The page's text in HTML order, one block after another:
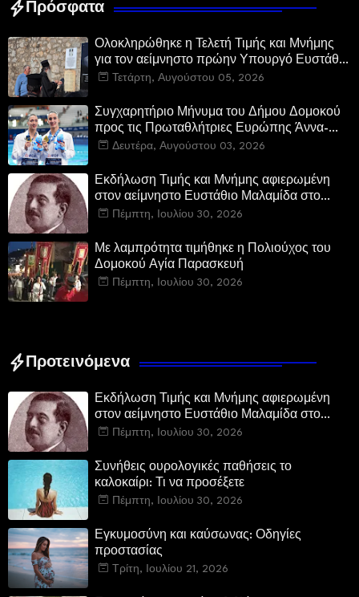
Πρόσφατα
Ολοκληρώθηκε η Τελετή Τιμής και Μνήμης
για τον αείμνηστο πρώην Υπουργό Ευστάθιο
Μαλαμίδα στο Νεοχώρι Δομοκού
Τετάρτη, Αυγούστου 05, 2026
Συγχαρητήριο Μήνυμα του Δήμου Δομοκού
προς τις Πρωταθλήτριες Ευρώπης Άννα-
Μαρία και Ειρήνη-Μαρίνα Αλεξανδρή
Δευτέρα, Αυγούστου 03, 2026
Εκδήλωση Τιμής και Μνήμης αφιερωμένη
στον αείμνηστο Ευστάθιο Μαλαμίδα στο
Νεοχώρι Δομοκού:
Πέμπτη, Ιουλίου 30, 2026
Με λαμπρότητα τιμήθηκε η Πολιούχος του
Δομοκού Αγία Παρασκευή
Πέμπτη, Ιουλίου 30, 2026
Προτεινόμενα
Εκδήλωση Τιμής και Μνήμης αφιερωμένη
στον αείμνηστο Ευστάθιο Μαλαμίδα στο
Νεοχώρι Δομοκού:
Πέμπτη, Ιουλίου 30, 2026
Συνήθεις ουρολογικές παθήσεις το
καλοκαίρι: Τι να προσέξετε
Πέμπτη, Ιουλίου 30, 2026
Εγκυμοσύνη και καύσωνας: Οδηγίες
προστασίας
Τρίτη, Ιουλίου 21, 2026